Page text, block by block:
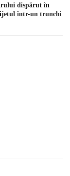
dispărut în
într-un trunchi